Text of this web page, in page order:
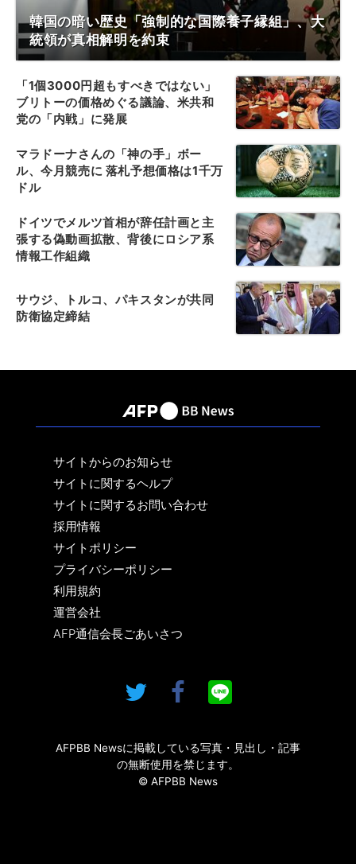
韓国の暗い歴史「強制的な国際養子縁組」、大
統領が真相解明を約束
「1個3000円超もすべきではない」
ブリトーの価格めぐる議論、米共和
党の「内戦」に発展
マラドーナさんの「神の手」ボー
ル、今月競売に 落札予想価格は1千万
ドル
ドイツでメルツ首相が辞任計画と主
張する偽動画拡散、背後にロシア系
情報工作組織
サウジ、トルコ、パキスタンが共同
防衛協定締結
サイトからのお知らせ
サイトに関するヘルプ
サイトに関するお問い合わせ
採用情報
サイトポリシー
プライバシーポリシー
利用規約
運営会社
AFP通信会長ごあいさつ
AFPBB Newsに掲載している写真・見出し・記事
の無断使用を禁じます。
© AFPBB News